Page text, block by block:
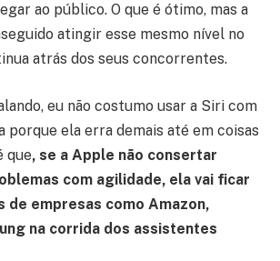
ao público. O que é ótimo, mas a
atingir esse mesmo nível no
atrás dos seus concorrentes.
eu não costumo usar a Siri com
porque ela erra demais até em coisas
que, se a Apple não consertar
com agilidade, ela vai ficar
de empresas como Amazon,
na corrida dos assistentes